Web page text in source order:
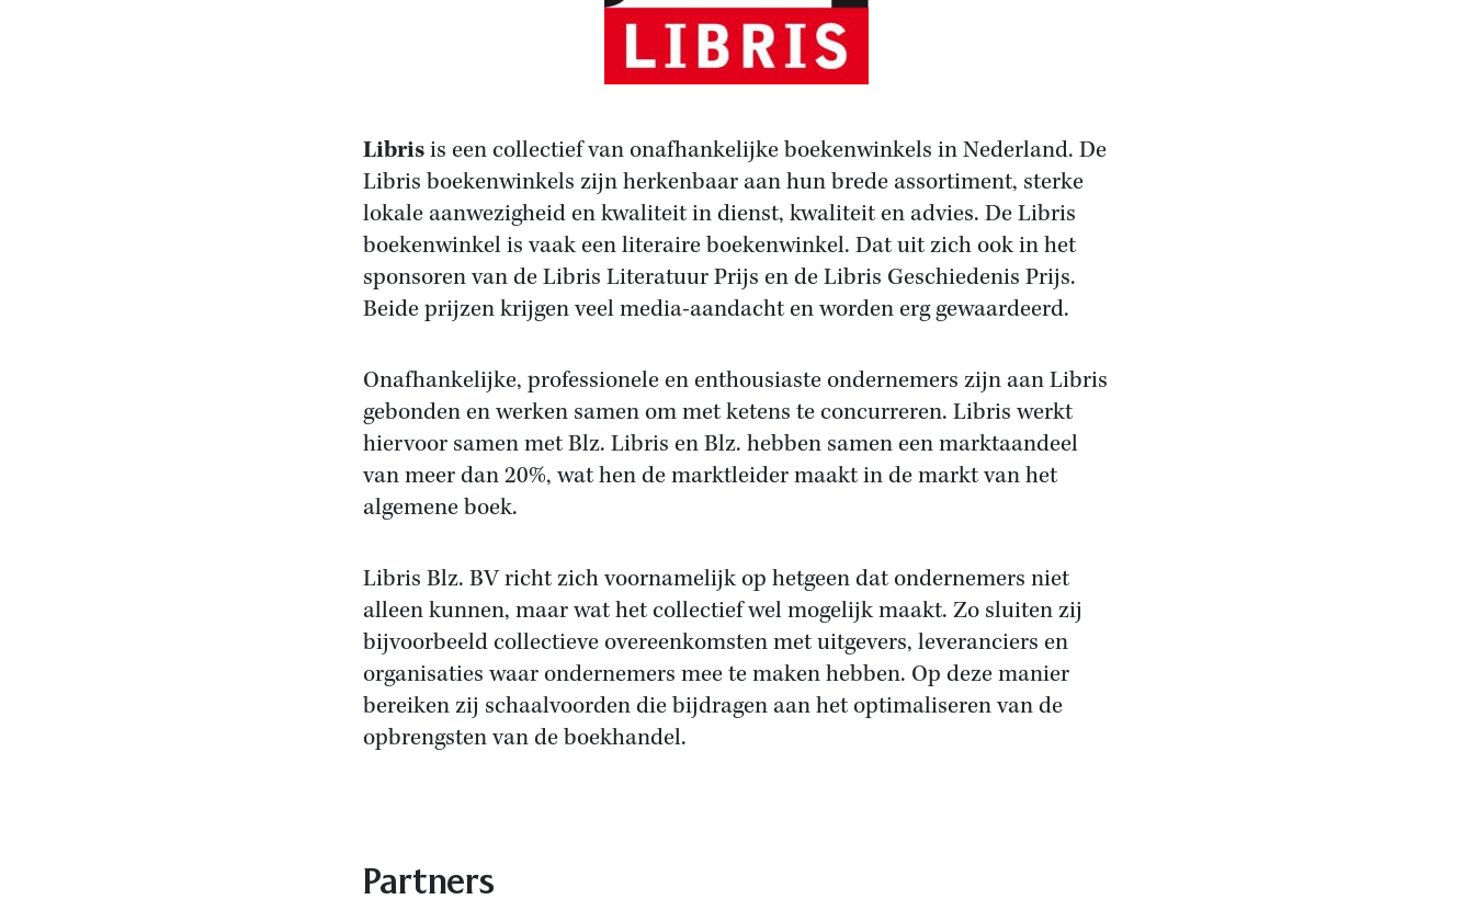
Librisis een collectief van onafhankelijke boekenwinkels in Nederland. De
Libris boekenwinkels zijn herkenbaar aan hun brede assortiment, sterke
lokale aanwezigheid en kwaliteit in dienst, kwaliteit en advies. De Libris
boekenwinkel is vaak een literaire boekenwinkel. Dat uit zich ook in het
sponsoren van de Libris Literatuur Prijs en de Libris Geschiedenis Prijs.
Beide prijzen krijgen veel media-aandacht en worden erg gewaardeerd.
Onafhankelijke, professionele en enthousiaste ondernemers zijn aan Libris
gebonden en werken samen om met ketens te concurreren. Libris werkt
hiervoor samen met Blz. Libris en Blz. hebben samen een marktaandeel
van meer dan 20%, wat hen de marktleider maakt in de markt van het
algemene boek.
Libris Blz. BV richt zich voornamelijk op hetgeen dat ondernemers niet
alleen kunnen, maar wat het collectief wel mogelijk maakt. Zo sluiten zij
bijvoorbeeld collectieve overeenkomsten met uitgevers, leveranciers en
organisaties waar ondernemers mee te maken hebben. Op deze manier
bereiken zij schaalvoorden die bijdragen aan het optimaliseren van de
opbrengsten van de boekhandel.
Partners